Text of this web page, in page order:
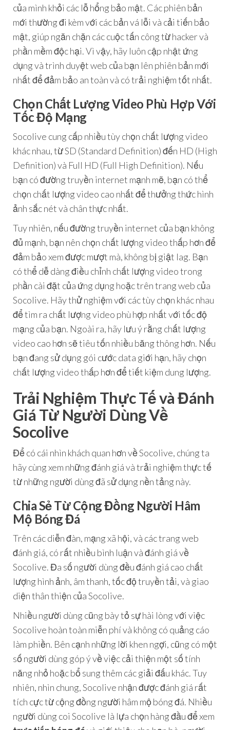
của mình khỏi các lỗ hổng bảo mật. Các phiên bản
mới thường đi kèm với các bản vá lỗi và cải tiến bảo
mật, giúp ngăn chặn các cuộc tấn công từ hacker và
phần mềm độc hại. Vì vậy, hãy luôn cập nhật ứng
dụng và trình duyệt web của bạn lên phiên bản mới
nhất để đảm bảo an toàn và có trải nghiệm tốt nhất.
Chọn Chất Lượng Video Phù Hợp Với
Tốc Độ Mạng
Socolive cung cấp nhiều tùy chọn chất lượng video
khác nhau, từ SD (Standard Definition) đến HD (High
Definition) và Full HD (Full High Definition). Nếu
bạn có đường truyền internet mạnh mẽ, bạn có thể
chọn chất lượng video cao nhất để thưởng thức hình
ảnh sắc nét và chân thực nhất.
Tuy nhiên, nếu đường truyền internet của bạn không
đủ mạnh, bạn nên chọn chất lượng video thấp hơn để
đảm bảo xem được mượt mà, không bị giật lag. Bạn
có thể dễ dàng điều chỉnh chất lượng video trong
phần cài đặt của ứng dụng hoặc trên trang web của
Socolive. Hãy thử nghiệm với các tùy chọn khác nhau
để tìm ra chất lượng video phù hợp nhất với tốc độ
mạng của bạn. Ngoài ra, hãy lưu ý rằng chất lượng
video cao hơn sẽ tiêu tốn nhiều băng thông hơn. Nếu
bạn đang sử dụng gói cước data giới hạn, hãy chọn
chất lượng video thấp hơn để tiết kiệm dung lượng.
Trải Nghiệm Thực Tế và Đánh
Giá Từ Người Dùng Về
Socolive
Để có cái nhìn khách quan hơn về Socolive, chúng ta
hãy cùng xem những đánh giá và trải nghiệm thực tế
từ những người dùng đã sử dụng nền tảng này.
Chia Sẻ Từ Cộng Đồng Người Hâm
Mộ Bóng Đá
Trên các diễn đàn, mạng xã hội, và các trang web
đánh giá, có rất nhiều bình luận và đánh giá về
Socolive. Đa số người dùng đều đánh giá cao chất
lượng hình ảnh, âm thanh, tốc độ truyền tải, và giao
diện thân thiện của Socolive.
Nhiều người dùng cũng bày tỏ sự hài lòng với việc
Socolive hoàn toàn miễn phí và không có quảng cáo
làm phiền. Bên cạnh những lời khen ngợi, cũng có một
số người dùng góp ý về việc cải thiện một số tính
năng nhỏ hoặc bổ sung thêm các giải đấu khác. Tuy
nhiên, nhìn chung, Socolive nhận được đánh giá rất
tích cực từ cộng đồng người hâm mộ bóng đá. Nhiều
người dùng coi Socolive là lựa chọn hàng đầu để xem